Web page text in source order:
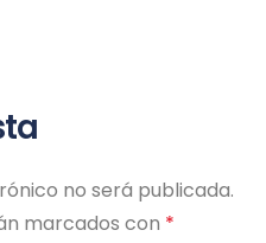
no será publicada.
marcados con *